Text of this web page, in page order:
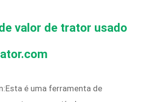
valor de trator usado
é uma ferramenta de